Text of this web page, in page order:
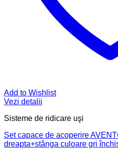
Add to Wishlist
Vezi detalii
Sisteme de ridicare uşi
Set capace de acoperire
dreapta+stânga culoare gri